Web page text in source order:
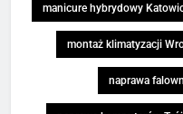
manicure hybrydowy
montaż klimatyzacji
naprawa